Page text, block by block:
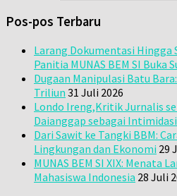
Pos-pos Terbaru
Larang Dokumentasi Hingga
Panitia MUNAS BEM SI Buka
Dugaan Manipulasi Batu
Triliun 31 Juli 2026
Londo Ireng,Kritik Jurnalis
Daianggap sebagai
Dari Sawit ke Tangki BBM:
Lingkungan dan Ekonomi 29
MUNAS BEM SI XIX: Menata
Mahasiswa Indonesia 28 Juli